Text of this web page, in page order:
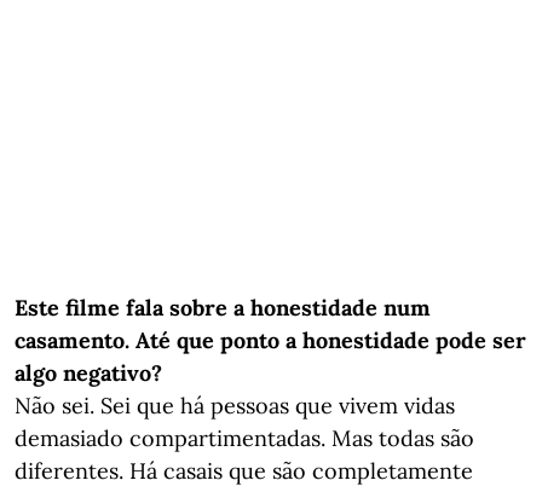
Este filme fala sobre a honestidade num
casamento. Até que ponto a honestidade pode ser
algo negativo?
Não sei. Sei que há pessoas que vivem vidas
demasiado compartimentadas. Mas todas são
diferentes. Há casais que são completamente